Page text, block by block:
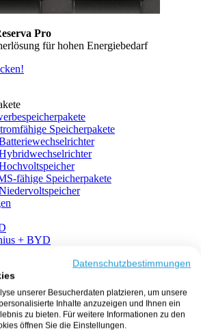
Pro
für hohen Energiebedarf
Speicherpakete
fähige Speicherpakete
+ BYD
+ BYD
+ EcoFlow
+ FENECON
Datenschutzbestimmungen
unserer Besucherdaten platzieren, um unsere
Inhalte anzuzeigen und Ihnen ein
zu bieten. Für weitere Informationen zu den
öffnen Sie die Einstellungen.